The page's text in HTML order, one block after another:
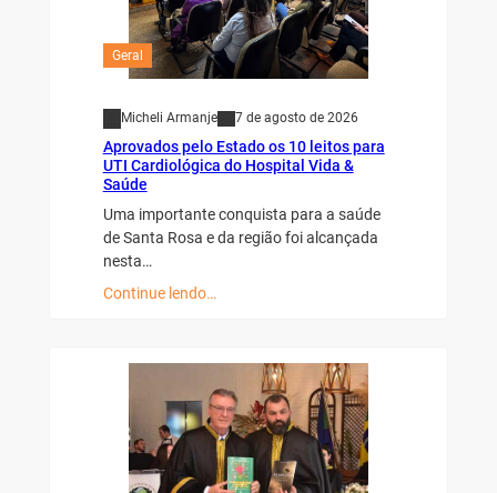
Geral
Micheli Armanje 7 de agosto de 2026
Aprovados pelo Estado os 10 leitos para
UTI Cardiológica do Hospital Vida &
Saúde
Uma importante conquista para a saúde
de Santa Rosa e da região foi alcançada
nesta…
Continue lendo…